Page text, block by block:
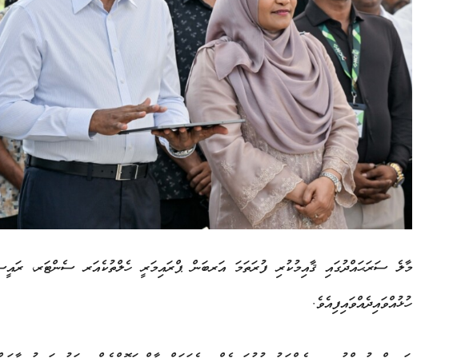
މާލެ ސަރަޙައްދުގައި ޤާއިމުކުރި ފުރަތަމަ އަރބަން ޕްރައިމަރީ ހެލްތުކެއަރ ސެންޓަރ،
ހުޅުއްވައިދެއްވައިފިއެވެ.